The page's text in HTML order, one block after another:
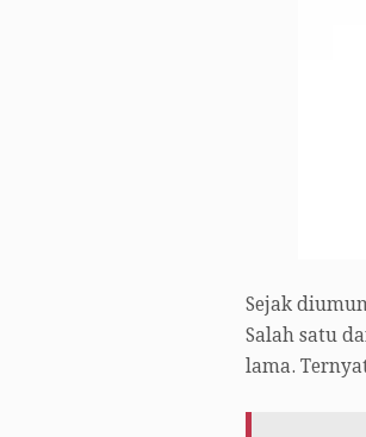
Sejak
Salah satu
lama.